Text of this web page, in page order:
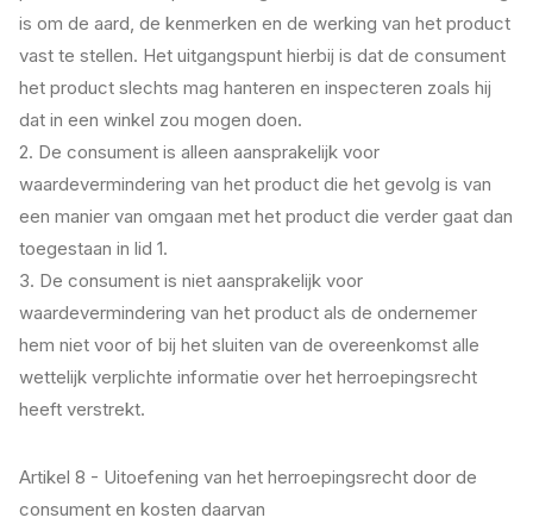
is om de aard, de kenmerken en de werking van het product
vast te stellen. Het uitgangspunt hierbij is dat de consument
het product slechts mag hanteren en inspecteren zoals hij
dat in een winkel zou mogen doen.
2. De consument is alleen aansprakelijk voor
waardevermindering van het product die het gevolg is van
een manier van omgaan met het product die verder gaat dan
toegestaan in lid 1.
3. De consument is niet aansprakelijk voor
waardevermindering van het product als de ondernemer
hem niet voor of bij het sluiten van de overeenkomst alle
wettelijk verplichte informatie over het herroepingsrecht
heeft verstrekt.
Artikel 8 - Uitoefening van het herroepingsrecht door de
consument en kosten daarvan